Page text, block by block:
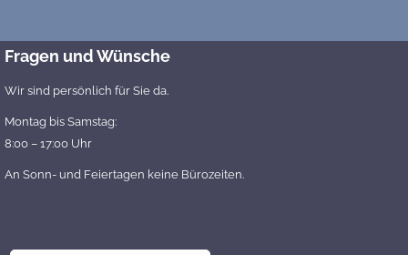
Fragen und Wünsche
Wir sind persönlich für Sie da.
Montag bis Samstag:
8:00 – 17:00 Uhr
An Sonn- und Feiertagen keine Bürozeiten.